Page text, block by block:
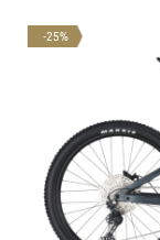
-25%